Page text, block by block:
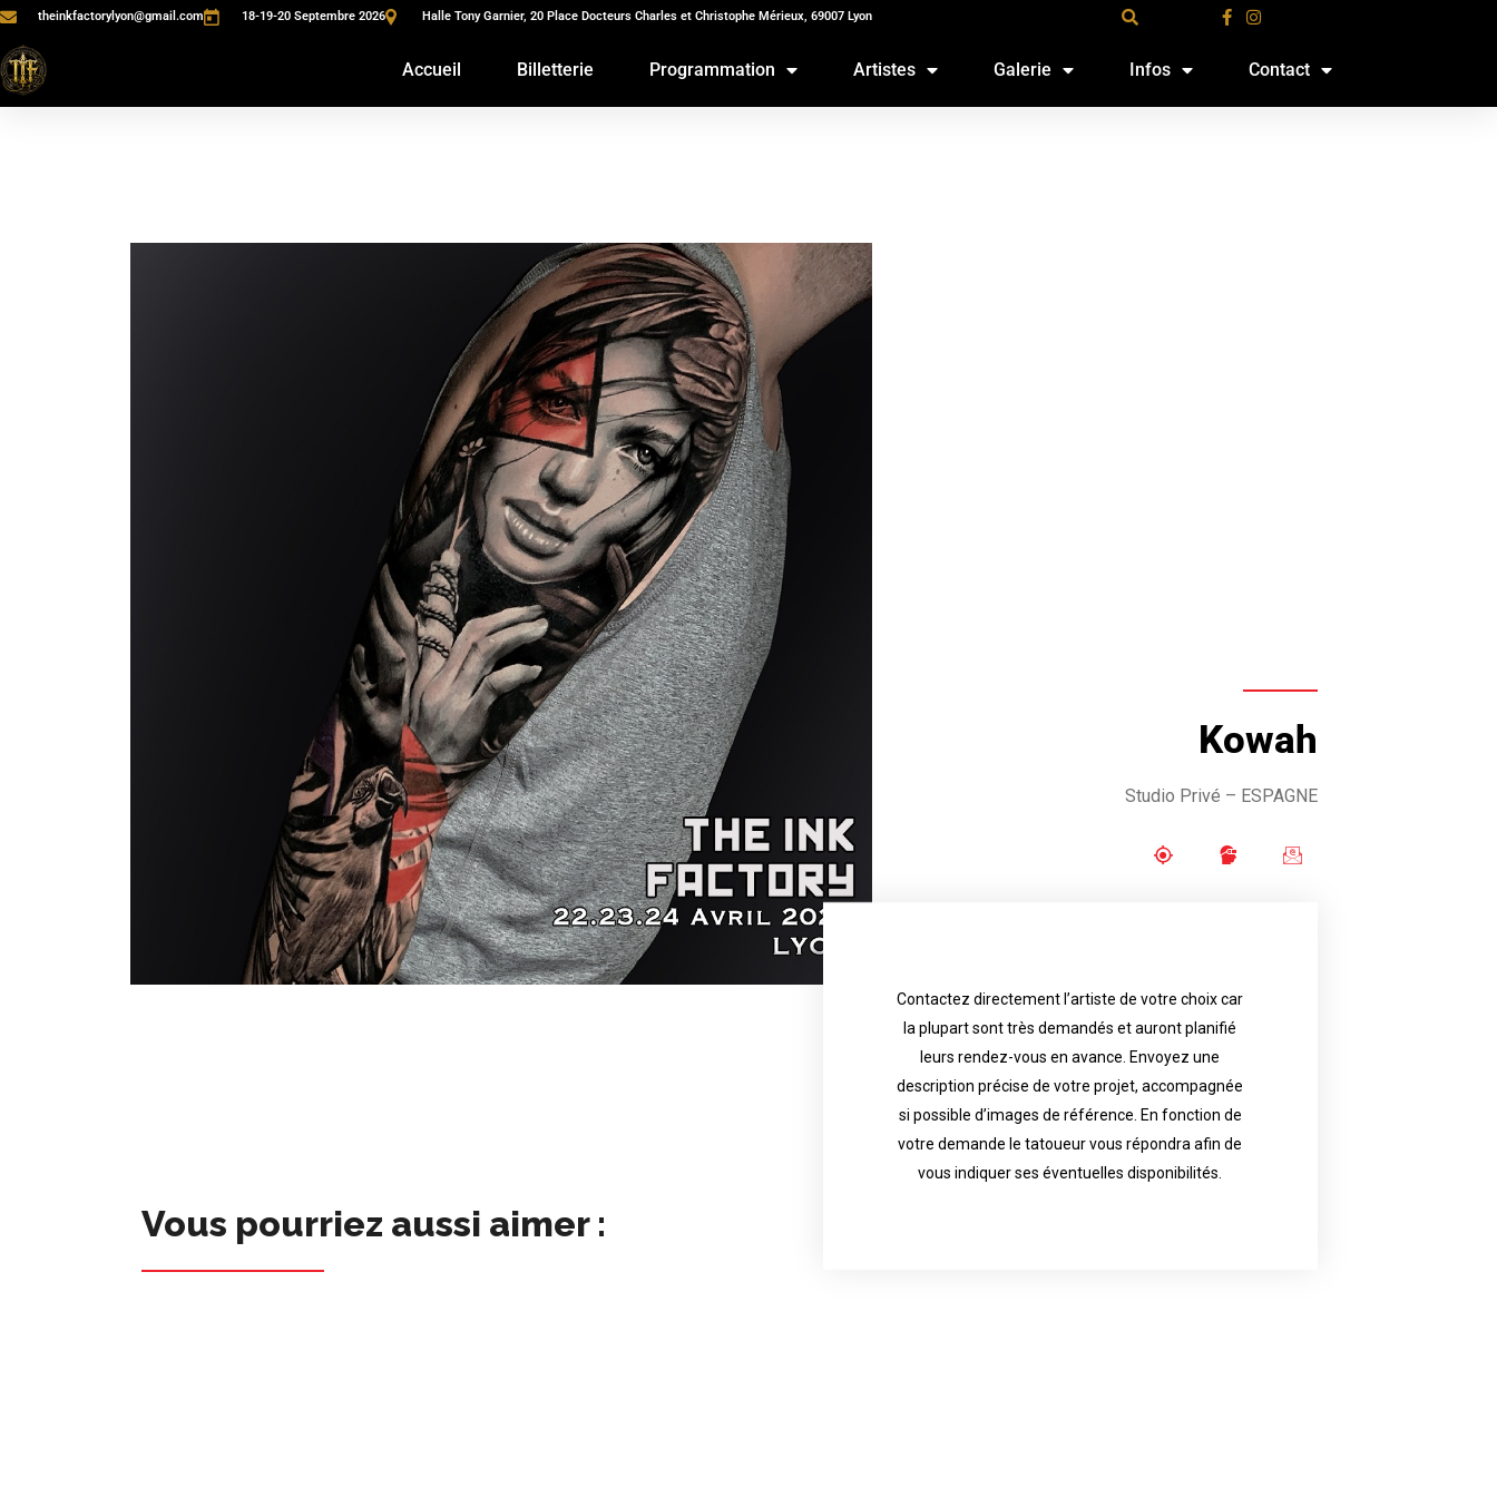
theinkfactorylyon@gmail.com 18-19-20 Septembre 2026 Halle Tony Garnier, 20 Place Docteurs Charles et Christophe Mérieux, 69007 Lyon
Accueil Billetterie Programmation Artistes Galerie Infos Contact
Kowah
Studio Privé – ESPAGNE
Contactez directement l’artiste de votre choix car
la plupart sont très demandés et auront planifié
leurs rendez-vous en avance. Envoyez une
description précise de votre projet, accompagnée
si possible d’images de référence. En fonction de
votre demande le tatoueur vous répondra afin de
vous indiquer ses éventuelles disponibilités.
Contact directly the artist of your choice because
most are in great demand and will have planned
their appointments in advance. Send an accurate
description of your project, if possible attached
with reference images. Depending your request,
the tattoo artist will answer to tell you his
availability.
Vous pourriez aussi aimer :